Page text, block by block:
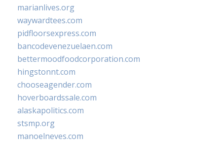
marianlives.org
waywardtees.com
pidfloorsexpress.com
bancodevenezuelaen.com
bettermoodfoodcorporation.com
hingstonnt.com
chooseagender.com
hoverboardssale.com
alaskapolitics.com
stsmp.org
manoelneves.com